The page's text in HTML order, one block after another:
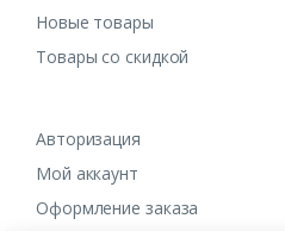
Новые товары
Товары со скидкой
Авторизация
Мой аккаунт
Оформление заказа